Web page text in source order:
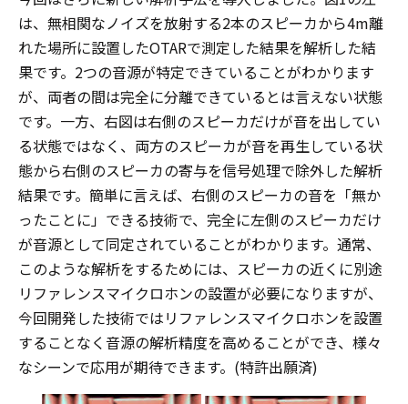
は、無相関なノイズを放射する2本のスピーカから4m離
れた場所に設置したOTARで測定した結果を解析した結
果です。2つの音源が特定できていることがわかります
が、両者の間は完全に分離できているとは言えない状態
です。一方、右図は右側のスピーカだけが音を出してい
る状態ではなく、両方のスピーカが音を再生している状
態から右側のスピーカの寄与を信号処理で除外した解析
結果です。簡単に言えば、右側のスピーカの音を「無か
ったことに」できる技術で、完全に左側のスピーカだけ
が音源として同定されていることがわかります。通常、
このような解析をするためには、スピーカの近くに別途
リファレンスマイクロホンの設置が必要になりますが、
今回開発した技術ではリファレンスマイクロホンを設置
することなく音源の解析精度を高めることができ、様々
なシーンで応用が期待できます。(特許出願済)